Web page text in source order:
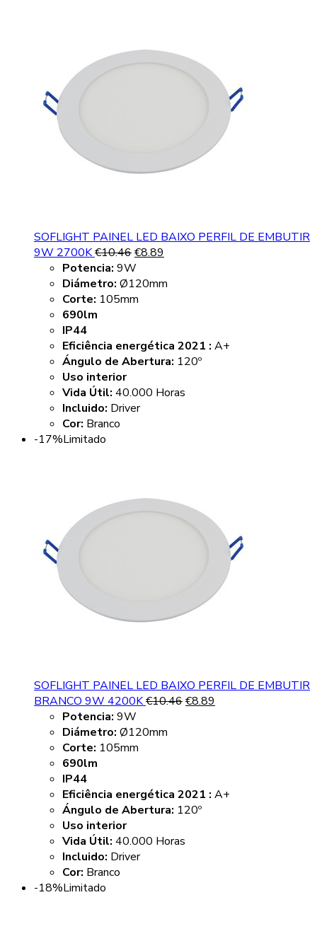
SOFLIGHT PAINEL LED BAIXO PERFIL DE EMBUTIR
9W 2700K€10.46€8.89
Potencia: 9W
Diámetro: Ø120mm
Corte: 105mm
690lm
IP44
Eficiência energética 2021 : A+
Ángulo de Abertura: 120º
Uso interior
Vida Útil: 40.000 Horas
Incluido: Driver
Cor: Branco
-17%Limitado
SOFLIGHT PAINEL LED BAIXO PERFIL DE EMBUTIR
BRANCO 9W 4200K€10.46€8.89
Potencia: 9W
Diámetro: Ø120mm
Corte: 105mm
690lm
IP44
Eficiência energética 2021 : A+
Ángulo de Abertura: 120º
Uso interior
Vida Útil: 40.000 Horas
Incluido: Driver
Cor: Branco
-18%Limitado